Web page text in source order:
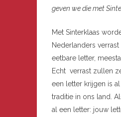
geven we die met
Met Sinterklaas
Nederlanders verrast
eetbare letter,
Echt verrast zullen
een letter krijgen is
traditie in ons land.
al een letter: jouw